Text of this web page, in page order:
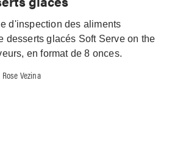
d'inspection des aliments
desserts glacés Soft Serve on the
en format de 8 onces.
Vezina